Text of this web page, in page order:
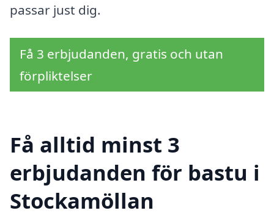
passar just dig.
Få 3 erbjudanden, gratis och utan
förpliktelser
Få alltid minst 3
erbjudanden för bastu i
Stockamöllan